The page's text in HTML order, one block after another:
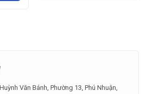
Văn Bánh, Phường 13, Phú Nhuận,